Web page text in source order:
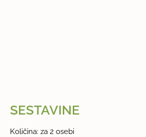
SESTAVINE
Količina: za 2 osebi